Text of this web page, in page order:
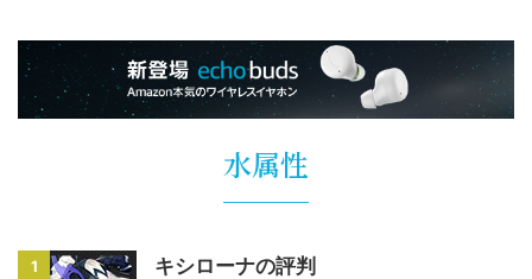
水属性
1 キシローナの評判